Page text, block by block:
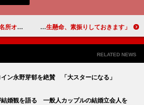
を歩けたら…」 藤木直人“ピニャータ割り”に苦戦 「一生懸命、素振りしておきます」
RELATED NEWS
イン永野芽郁を絶賛 「大スターになる」
結婚観を語る 一般人カップルの結婚立会人を